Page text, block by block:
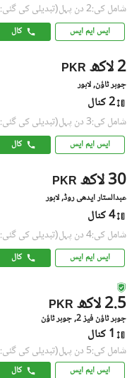
شامل کی:2 دن پہل (تبدیلی کی گئی:2 دن پہلے)
ایس ایم ایس کال
PKR 2 لاکھ
جوہر ٹاؤن, لاہور
2 کنال
شامل کی:3 دن پہل (تبدیلی کی گئی:18 گھنٹے پہلے)
ایس ایم ایس کال
PKR 30 لاکھ
عبدالستار ایدھی روڈ, لاہور
4 کنال
شامل کی:4 دن پہل (تبدیلی کی گئی:2 دن پہلے)
ایس ایم ایس کال
PKR 2.5 لاکھ
جوہر ٹاؤن فیز 2, جوہر ٹاؤن
1 کنال
شامل کی:5 دن پہل (تبدیلی کی گئی:18 گھنٹے پہلے)
ایس ایم ایس کال